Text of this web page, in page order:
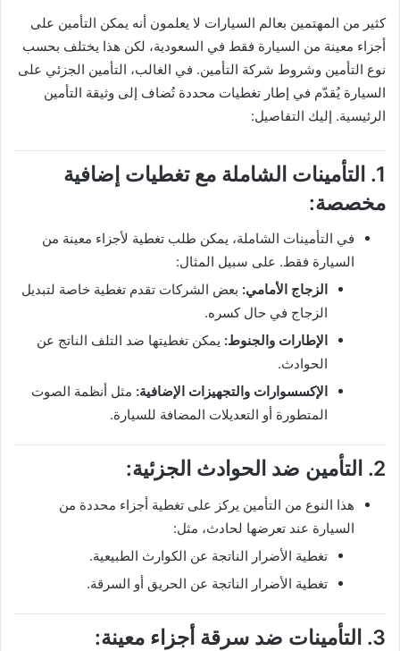
كثير من المهتمين بعالم السيارات لا يعلمون أنه يمكن التأمين على
أجزاء معينة من السيارة فقط في السعودية، لكن هذا يختلف بحسب
نوع التأمين وشروط شركة التأمين. في الغالب، التأمين الجزئي على
السيارة يُقدّم في إطار تغطيات محددة تُضاف إلى وثيقة التأمين
الرئيسية. إليك التفاصيل:
1. التأمينات الشاملة مع تغطيات إضافية
مخصصة:
في التأمينات الشاملة، يمكن طلب تغطية لأجزاء معينة من
السيارة فقط. على سبيل المثال:
الزجاج الأمامي: بعض الشركات تقدم تغطية خاصة لتبديل
الزجاج في حال كسره.
الإطارات والجنوط: يمكن تغطيتها ضد التلف الناتج عن
الحوادث.
الإكسسوارات والتجهيزات الإضافية: مثل أنظمة الصوت
المتطورة أو التعديلات المضافة للسيارة.
2. التأمين ضد الحوادث الجزئية:
هذا النوع من التأمين يركز على تغطية أجزاء محددة من
السيارة عند تعرضها لحادث، مثل:
تغطية الأضرار الناتجة عن الكوارث الطبيعية.
تغطية الأضرار الناتجة عن الحريق أو السرقة.
3. التأمينات ضد سرقة أجزاء معينة: